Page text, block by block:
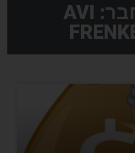
AVI